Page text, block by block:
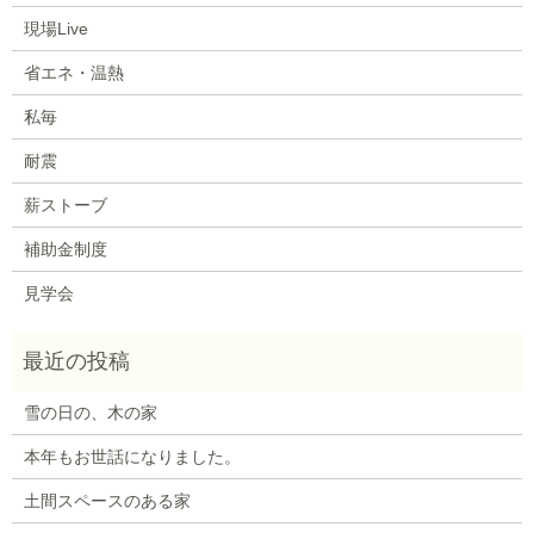
現場Live
省エネ・温熱
私毎
耐震
薪ストーブ
補助金制度
見学会
雪の日の、木の家
本年もお世話になりました。
土間スペースのある家